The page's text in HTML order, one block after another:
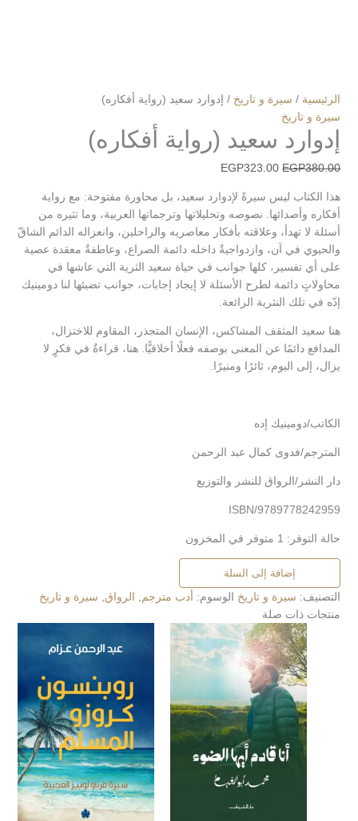
الرئيسية / سيرة و تاريخ / إدوارد سعيد (رواية أفكاره)
سيرة و تاريخ
إدوارد سعيد (رواية أفكاره)
EGP380.00
EGP323.00
هذا الكتاب ليس سيرةً لإدوارد سعيد، بل محاورة مفتوحة: مع رواية
أفكاره وأصدائها. نصوصه وتحليلاتها وترجماتها العربية، وما تثيره من
أسئلة لا تهدأ، وعلاقته بأفكار معاصريه والراحلين، وانعزاله الدائم الشاقّ
والحيوي في آن، وازدواجيةٌ داخله دائمة الصراع، وعاطفةٌ معقدة عصية
على أي تفسير، كلها جوانب في حياة سعيد الثرية التي عاشها في
محاولاتٍ دائمة لطرح الأسئلة لا إيجاد إجابات، جوانب تضيئها لنا دومينيك
إدّه في تلك النثرية الرائعة.
هنا سعيد المثقف المشاكس، الإنسان المتجذر، المقاوم للاختزال،
المدافع دائمًا عن المعنى بوصفه فعلًا أخلاقيًّا. هنا، قراءةٌ في فكرٍ لا
يزال، إلى اليوم، ثائرًا ومنيرًا.
الكاتب/دومينيك إده
المترجم/فدوى كمال عبد الرحمن
دار النشر/الرواق للنشر والتوزيع
ISBN/9789778242959
حالة التوفر: 1 متوفر في المخزون
إضافة إلى السلة
التصنيف: سيرة و تاريخ الوسوم: أدب مترجم الرواق
سيرة و تاريخ
منتجات ذات صلة